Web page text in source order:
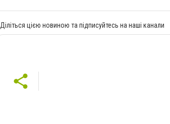
Діліться цією новиною та підписуйтесь на наші канали